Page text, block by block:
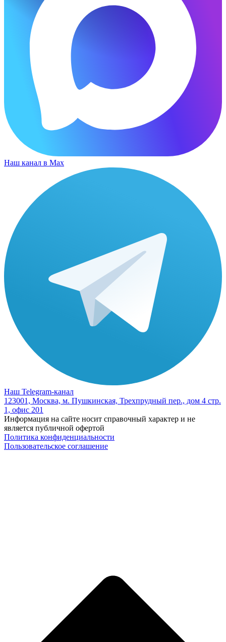
Наш канал в Max
Наш Telegram-канал
123001, Москва, м. Пушкинская, Трехпрудный пер., дом 4 стр.
1, офис 201
Информация на сайте носит справочный характер и не
является публичной офертой
Политика конфиденциальности
Пользовательское соглашение